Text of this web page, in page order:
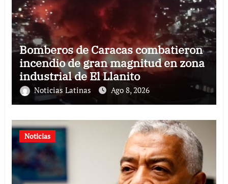
Bomberos de Caracas combatieron
incendio de gran magnitud en zona
industrial de El Llanito
Noticias Latinas Ago 8, 2026
Noticias